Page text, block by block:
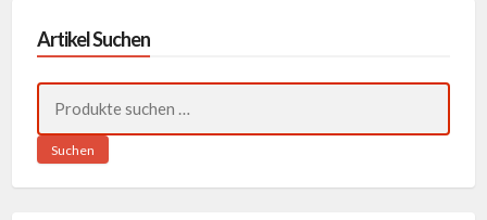
Artikel Suchen
nach:
Suchen